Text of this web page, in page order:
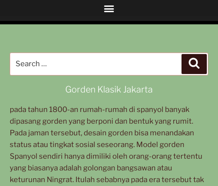
Gorden Klasik Jakarta
pada tahun 1800-an rumah-rumah di spanyol banyak
dipasang gorden yang berponi dan bentuk yang rumit.
Pada jaman tersebut, desain gorden bisa menandakan
status atau tingkat sosial seseorang. Model gorden
Spanyol sendiri hanya dimiliki oleh orang-orang tertentu
yang biasanya adalah golongan bangsawan atau
keturunan Ningrat. Itulah sebabnya pada era tersebut tak